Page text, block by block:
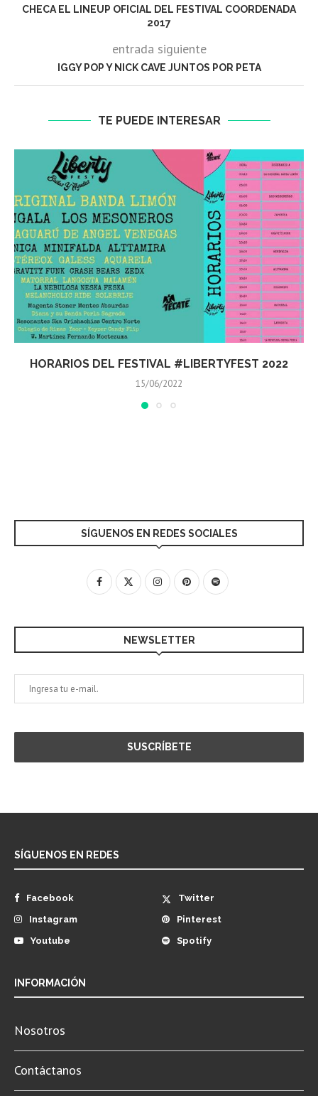
CHECA EL LINEUP OFICIAL DEL FESTIVAL COORDENADA
2017
entrada siguiente
IGGY POP Y NICK CAVE JUNTOS POR PETA
TE PUEDE INTERESAR
FESTIVAL CITY QUERÉTARO 2022 REUNIÓ 9 MIL
PERSONAS
29/05/2022
SÍGUENOS EN REDES SOCIALES
NEWSLETTER
SÍGUENOS EN REDES
Facebook
Twitter
Instagram
Pinterest
INFORMACIÓN
Nosotros
Contáctanos